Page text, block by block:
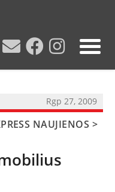
Rgp 27, 2009
NAUJIENOS >